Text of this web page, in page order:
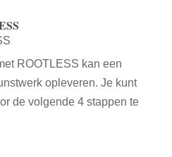
ROOTLESS kan een
opleveren. Je kunt
de volgende 4 stappen te